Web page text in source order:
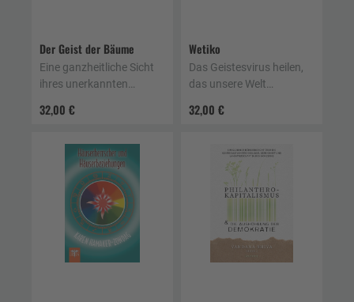
Der Geist der Bäume
32,00 €
Eine ganzheitliche Sicht
ihres unerkannten
Wetiko
32,00 €
Das Geistesvirus heilen,
das unsere Welt